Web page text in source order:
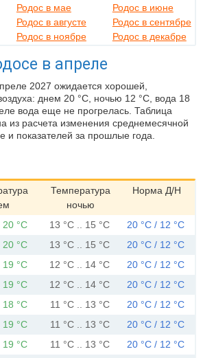
Родос в мае
Родос в июне
Родос в августе
Родос в сентябре
Родос в ноябре Родос в декабре
в апреле
2027 ожидается хорошей,
днем 20 °C, ночью 12 °C, вода 18
вода еще не прогрелась. Таблица
из расчета изменения среднемесячной
и показателей за прошлые года.
Температура
ночью
Норма Д/Н
20 °C 13 °C .. 15 °C
20 °C / 12 °C
20 °C 13 °C .. 15 °C
20 °C / 12 °C
19 °C 12 °C .. 14 °C
20 °C / 12 °C
19 °C 12 °C .. 14 °C
20 °C / 12 °C
18 °C 11 °C .. 13 °C
20 °C / 12 °C
19 °C 11 °C .. 13 °C
20 °C / 12 °C
19 °C 11 °C .. 13 °C
20 °C / 12 °C